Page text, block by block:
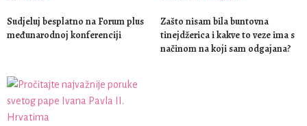
Sudjeluj besplatno na Forum plus
međunarodnoj konferenciji
Zašto nisam bila buntovna
tinejdžerica i kakve to veze ima s
načinom na koji sam odgajana?